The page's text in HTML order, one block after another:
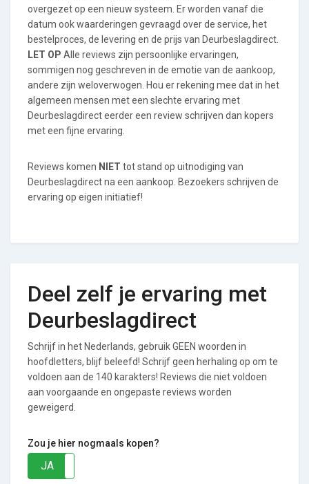
overgezet op een nieuw systeem. Er worden vanaf die
datum ook waarderingen gevraagd over de service, het
bestelproces, de levering en de prijs van Deurbeslagdirect.
LET OP Alle reviews zijn persoonlijke ervaringen,
sommigen nog geschreven in de emotie van de aankoop,
andere zijn weloverwogen. Hou er rekening mee dat in het
algemeen mensen met een slechte ervaring met
Deurbeslagdirect eerder een review schrijven dan kopers
met een fijne ervaring.
Reviews komen NIET tot stand op uitnodiging van
Deurbeslagdirect na een aankoop. Bezoekers schrijven de
ervaring op eigen initiatief!
Deel zelf je ervaring met
Deurbeslagdirect
Schrijf in het Nederlands, gebruik GEEN woorden in
hoofdletters, blijf beleefd! Schrijf geen herhaling op om te
voldoen aan de 140 karakters! Reviews die niet voldoen
aan voorgaande en ongepaste reviews worden
geweigerd.
Zou je hier nogmaals kopen?
JA